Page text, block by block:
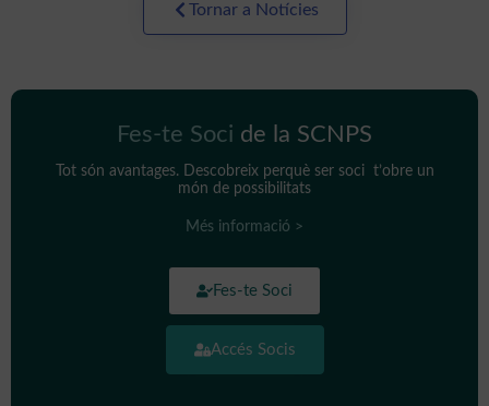
Tornar a Notícies
Fes-te Soci de la SCNPS
Tot són avantages. Descobreix perquè ser soci t’obre un
món de possibilitats
Més informació >
Fes-te Soci
Accés Socis